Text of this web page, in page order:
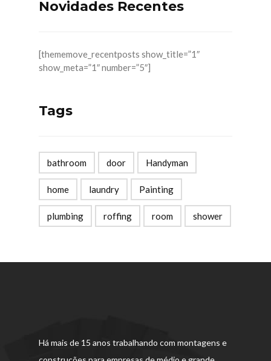
Novidades Recentes
[thememove_recentposts show_title=”1″
show_meta=”1″ number=”5″]
Tags
bathroom door Handyman
home laundry Painting
plumbing roffing room shower
Há mais de 15 anos trabalhando com montagens e